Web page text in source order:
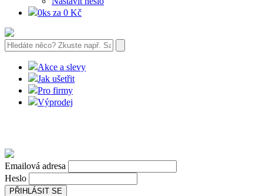
0ks za 0 Kč
Akce a slevy
Jak ušetřit
Pro firmy
Výprodej
Emailová adresa
Heslo
PŘIHLÁSIT SE